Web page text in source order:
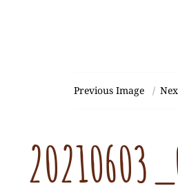
Previous Image